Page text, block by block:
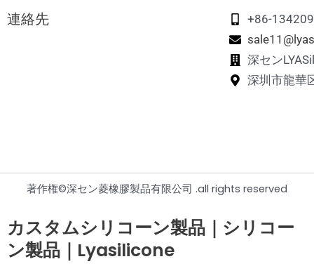
シリコーンペット旅行水ボトル
シリコーンメモリーマッチングゲーム
連絡先
+86-
深セン
深圳市龍華
著作権©深セン菱橡膠製品有限公司 .all rights reserved
カスタムシリコーン製品｜シリコー
ン製品｜Lyasilicone